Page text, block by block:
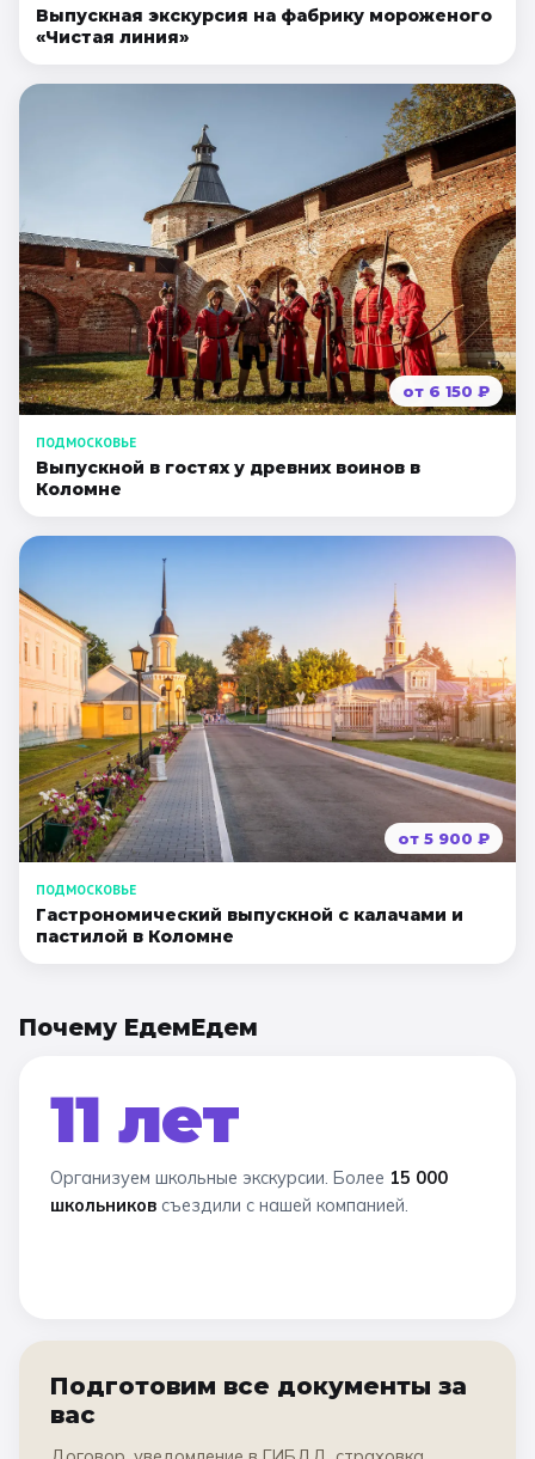
Выпускная экскурсия на фабрику мороженого
«Чистая линия»
от 6 150 ₽
ПОДМОСКОВЬЕ
Выпускной в гостях у древних воинов в
Коломне
от 5 900 ₽
ПОДМОСКОВЬЕ
Гастрономический выпускной с калачами и
пастилой в Коломне
Почему ЕдемЕдем
11 лет
Организуем школьные экскурсии. Более 15 000
школьников съездили с нашей компанией.
Подготовим все документы за
вас